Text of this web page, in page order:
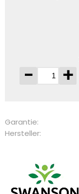
- +
Garantie:
Hersteller: